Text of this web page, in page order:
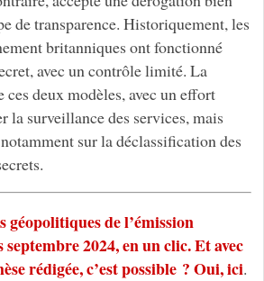
de transparence. Historiquement, les
britanniques ont fonctionné
avec un contrôle limité. La
ces deux modèles, avec un effort
la surveillance des services, mais
sur la déclassification des
géopolitiques de l’émission
2024, en un clic. Et avec
rédigée, c’est possible ? Oui, ici.